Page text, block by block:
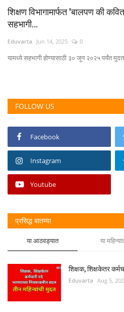
शिक्षण विभागामार्फत 'बालपण की
सहभागी...
Eduvarta Jun 14, 2025 0
यामध्ये सहभागी होण्यासाठी ३० जून २०२५ पर्यंत
FOLLOW US
Facebook
Instagram
Youtube
प्रसिद्ध बातम्या
या आठवड्यात या
शिक्षक, शिक्षकेतर
Eduvarta Aug 5,